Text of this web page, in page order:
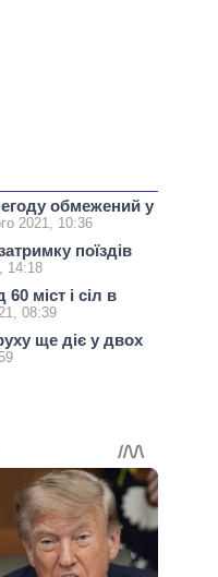
обмежений у
2021, 10:36
поїздів
14:18
міст і сіл в
08:39
ще діє у двох